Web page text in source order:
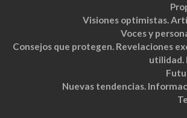
Visiones optimistas.
Voces y
Consejos que protegen. Revelaciones
utilidad.
Nuevas tendencias.